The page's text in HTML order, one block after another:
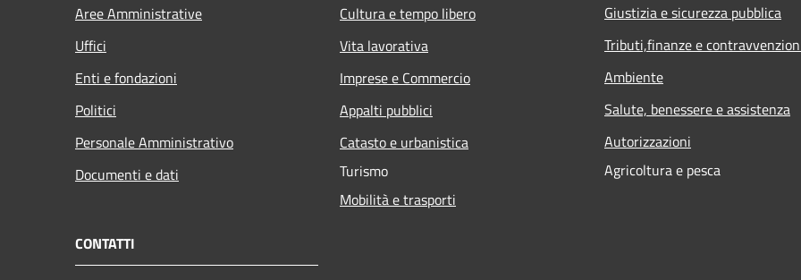
Aree Amministrative
Uffici
Enti e fondazioni
Politici
Personale Amministrativo
Documenti e dati
Cultura e tempo libero
Vita lavorativa
Imprese e Commercio
Appalti pubblici
Catasto e urbanistica
Turismo
Mobilità e trasporti
Giustizia e sicurezza pubblica
Tributi,finanze e
Ambiente
Salute, benessere e assistenza
Autorizzazioni
Agricoltura e pesca
CONTATTI